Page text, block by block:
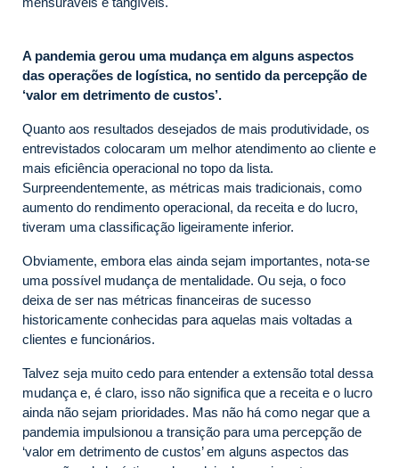
A pandemia gerou uma mudança em alguns aspectos
das operações de logística, no sentido da percepção de
‘valor em detrimento de custos’.
Quanto aos resultados desejados de mais produtividade, os
entrevistados colocaram um melhor atendimento ao cliente e
mais eficiência operacional no topo da lista.
Surpreendentemente, as métricas mais tradicionais, como
aumento do rendimento operacional, da receita e do lucro,
tiveram uma classificação ligeiramente inferior.
Obviamente, embora elas ainda sejam importantes, nota-se
uma possível mudança de mentalidade. Ou seja, o foco
deixa de ser nas métricas financeiras de sucesso
historicamente conhecidas para aquelas mais voltadas a
clientes e funcionários.
Talvez seja muito cedo para entender a extensão total dessa
mudança e, é claro, isso não significa que a receita e o lucro
ainda não sejam prioridades. Mas não há como negar que a
pandemia impulsionou a transição para uma percepção de
‘valor em detrimento de custos’ em alguns aspectos das